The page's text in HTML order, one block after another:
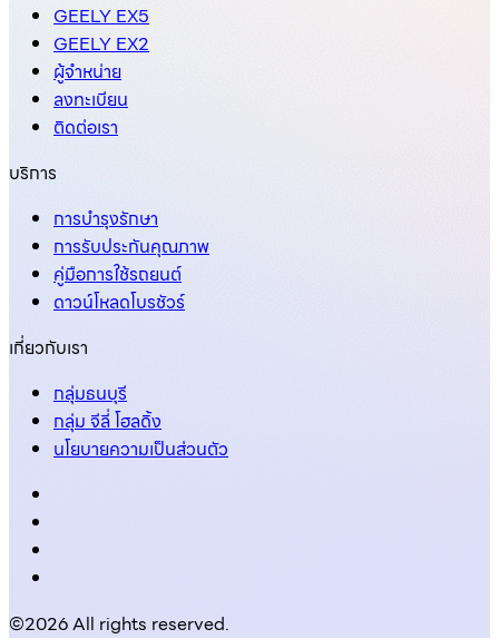
GEELY EX5
GEELY EX2
ผู้จำหน่าย
ลงทะเบียน
ติดต่อเรา
บริการ
การบำรุงรักษา
การรับประกันคุณภาพ
คู่มือการใช้รถยนต์
ดาวน์โหลดโบรชัวร์
เกี่ยวกับเรา
กลุ่มธนบุรี
กลุ่ม จีลี่ โฮลดิ้ง
นโยบายความเป็นส่วนตัว
©2026 All rights reserved.